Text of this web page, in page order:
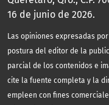
16 de junio de 2026.
Las opiniones expresadas
postura del editor de la
parcial de los contenidos e
cite la fuente completa y la
empleen con fines